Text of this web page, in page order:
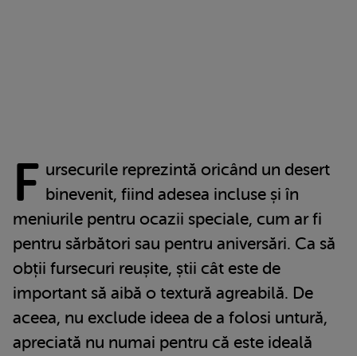
F ursecurile reprezintă oricând un desert
binevenit, fiind adesea incluse și în
meniurile pentru ocazii speciale, cum ar fi
pentru sărbători sau pentru aniversări. Ca să
obții fursecuri reușite, știi cât este de
important să aibă o textură agreabilă. De
aceea, nu exclude ideea de a folosi untură,
apreciată nu numai pentru că este ideală